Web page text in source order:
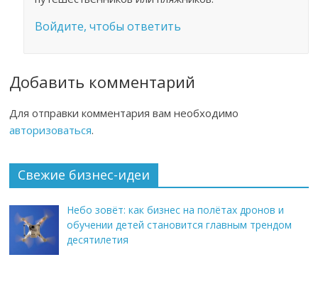
Войдите, чтобы ответить
Добавить комментарий
Для отправки комментария вам необходимо
авторизоваться.
Свежие бизнес-идеи
Небо зовёт: как бизнес на полётах дронов и
обучении детей становится главным трендом
десятилетия